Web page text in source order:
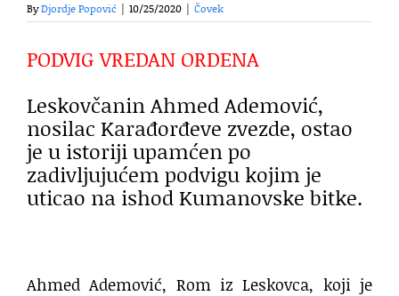
ByDjordje Popović 10/25/2020 Čovek
PODVIG VREDAN ORDENA
Leskovčanin Ahmed Ademović,
nosilac Karađorđeve zvezde, ostao
je u istoriji upamćen po
zadivljujućem podvigu kojim je
uticao na ishod Kumanovske bitke.
Ahmed Ademović, Rom iz Leskovca, koji je